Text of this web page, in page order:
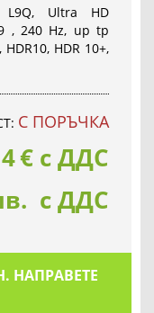
L9Q, Ultra HD
, 240 Hz, up tp
HDR 10+,
С ПОРЪЧКА
€ с ДДС
с ДДС
НАПРАВЕТЕ